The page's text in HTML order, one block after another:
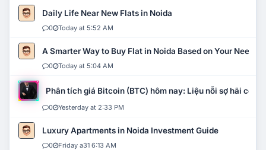
Daily Life Near New Flats in Noida
0 Today at 5:52 AM
A Smarter Way to Buy Flat in Noida Based on Your Needs
0 Today at 5:04 AM
Phân tích giá Bitcoin (BTC) hôm nay: Liệu nỗi sợ hãi có
0 Yesterday at 2:33 PM
Luxury Apartments in Noida Investment Guide
0 Friday a31 6:13 AM